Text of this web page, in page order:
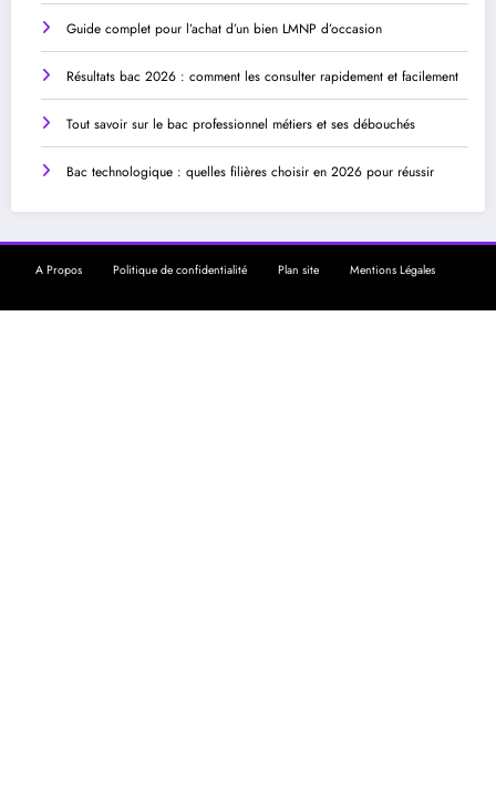
Guide complet pour l’achat d’un bien LMNP d’occasion
Résultats bac 2026 : comment les consulter rapidement et facilement
Tout savoir sur le bac professionnel métiers et ses débouchés
Bac technologique : quelles filières choisir en 2026 pour réussir
A Propos Politique de confidentialité Plan site Mentions Légales